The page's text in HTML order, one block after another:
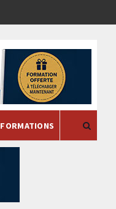
FORMATIONS